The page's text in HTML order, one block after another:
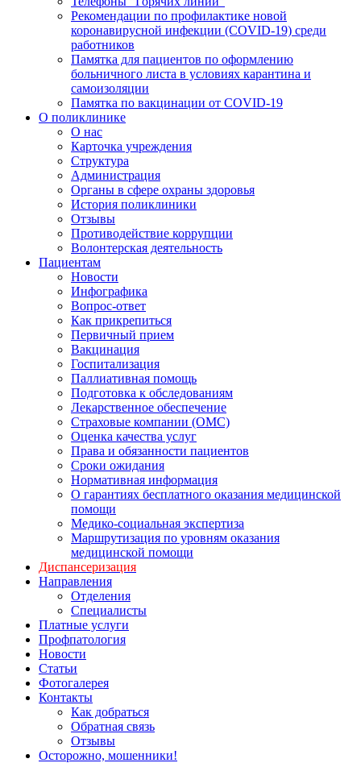
Рекомендации по профилактике новой
коронавирусной инфекции (COVID-19) среди
работников
Памятка для пациентов по оформлению
больничного листа в условиях карантина и
самоизоляции
Памятка по вакцинации от COVID-19
О поликлинике
О нас
Карточка учреждения
Структура
Администрация
Органы в сфере охраны здоровья
История поликлиники
Отзывы
Противодействие коррупции
Волонтерская деятельность
Пациентам
Новости
Инфографика
Вопрос-ответ
Как прикрепиться
Первичный прием
Вакцинация
Госпитализация
Паллиативная помощь
Подготовка к обследованиям
Лекарственное обеспечение
Страховые компании (ОМС)
Оценка качества услуг
Права и обязанности пациентов
Сроки ожидания
Нормативная информация
О гарантиях бесплатного оказания медицинской
помощи
Медико-социальная экспертиза
Маршрутизация по уровням оказания
медицинской помощи
Диспансеризация
Направления
Отделения
Специалисты
Платные услуги
Профпатология
Новости
Статьи
Фотогалерея
Контакты
Как добраться
Обратная связь
Отзывы
Осторожно, мошенники!